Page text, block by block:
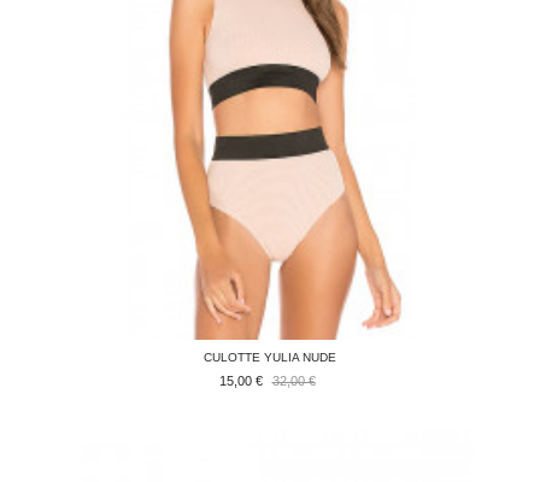
CULOTTE YULIA NUDE
15,00 € 32,00 €